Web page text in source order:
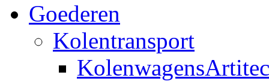
Goederen
Kolentransport
KolenwagensArtitec